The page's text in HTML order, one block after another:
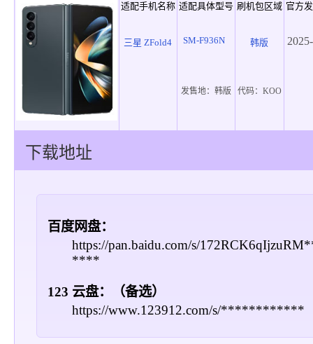
适配手机名称 适配具体型号 刷机包区域 官方
三星 ZFold4 SM-F936N 韩版
发售地： 韩版 代码： KOO
下载地址
百度网盘：
https://pan.baidu.com/s/
****
123 云盘：（备选）
https://www.123912.com/s/************